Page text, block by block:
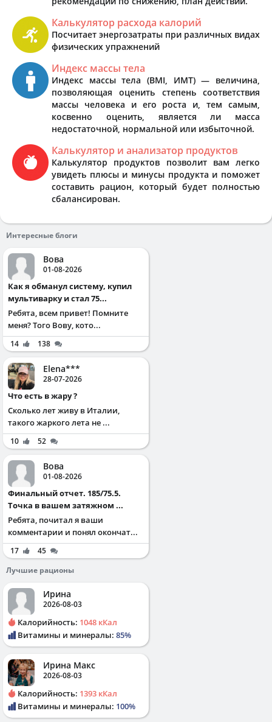
Калькулятор расхода калорий
Посчитает энергозатраты при различных видах
физических упражнений
Индекс массы тела
Индекс массы тела (BMI, ИМТ) — величина,
позволяющая оценить степень соответствия
массы человека и его роста и, тем самым,
косвенно оценить, является ли масса
недостаточной, нормальной или избыточной.
Калькулятор и анализатор продуктов
Калькулятор продуктов позволит вам легко
увидеть плюсы и минусы продукта и поможет
составить рацион, который будет полностью
сбалансирован.
Интересные блоги
Вова
01-08-2026
Как я обманул систему, купил
мультиварку и стал 75...
Ребята, всем привет! Помните
меня? Того Вову, кото...
14 138
Elena***
28-07-2026
Что есть в жару ?
Сколько лет живу в Италии,
такого жаркого лета не ...
10 52
Вова
01-08-2026
Финальный отчет. 185/75.5.
Точка в вашем затяжном ...
Ребята, почитал я ваши
комментарии и понял окончат...
17
45
Лучшие рационы
Ирина
2026-08-03
Калорийность: 1048 кКал
Витамины и минералы: 85%
Ирина Макс
2026-08-03
Калорийность: 1393 кКал
Витамины и минералы: 100%